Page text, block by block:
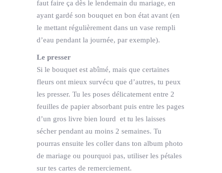
faut faire ça dès le lendemain du mariage, en
ayant gardé son bouquet en bon état avant (en
le mettant régulièrement dans un vase rempli
d’eau pendant la journée, par exemple).
Le presser
Si le bouquet est abîmé, mais que certaines
fleurs ont mieux survécu que d’autres, tu peux
les presser. Tu les poses délicatement entre 2
feuilles de papier absorbant puis entre les pages
d’un gros livre bien lourd et tu les laisses
sécher pendant au moins 2 semaines. Tu
pourras ensuite les coller dans ton album photo
de mariage ou pourquoi pas, utiliser les pétales
sur tes cartes de remerciement.